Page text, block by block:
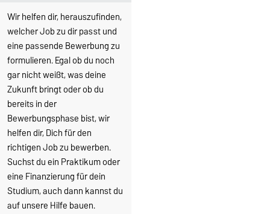
Wir helfen dir, herauszufinden,
welcher Job zu dir passt und
eine passende Bewerbung zu
formulieren. Egal ob du noch
gar nicht weißt, was deine
Zukunft bringt oder ob du
bereits in der
Bewerbungsphase bist, wir
helfen dir, Dich für den
richtigen Job zu bewerben.
Suchst du ein Praktikum oder
eine Finanzierung für dein
Studium, auch dann kannst du
auf unsere Hilfe bauen.